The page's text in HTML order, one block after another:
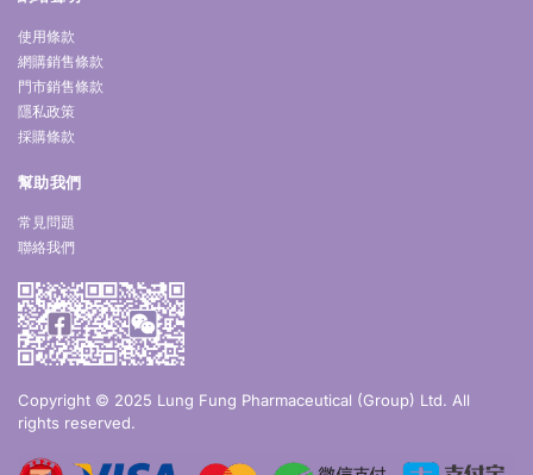
使用條款
網購銷售條款
門市銷售條款
隱私政策
採購條款
幫助我們
常見問題
聯絡我們
Copyright © 2025 Lung Fung Pharmaceutical (Group) Ltd. All
rights reserved.